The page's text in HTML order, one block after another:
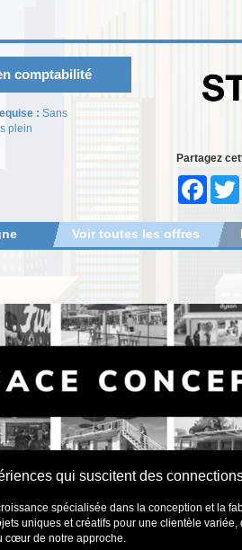
comptabilité
: Sans
plein
Partagez
Voir toutes les offres
qui suscitent des
spécialisée dans la conception et la
uniques et créatifs pour une clientèle
cœur de notre approche.